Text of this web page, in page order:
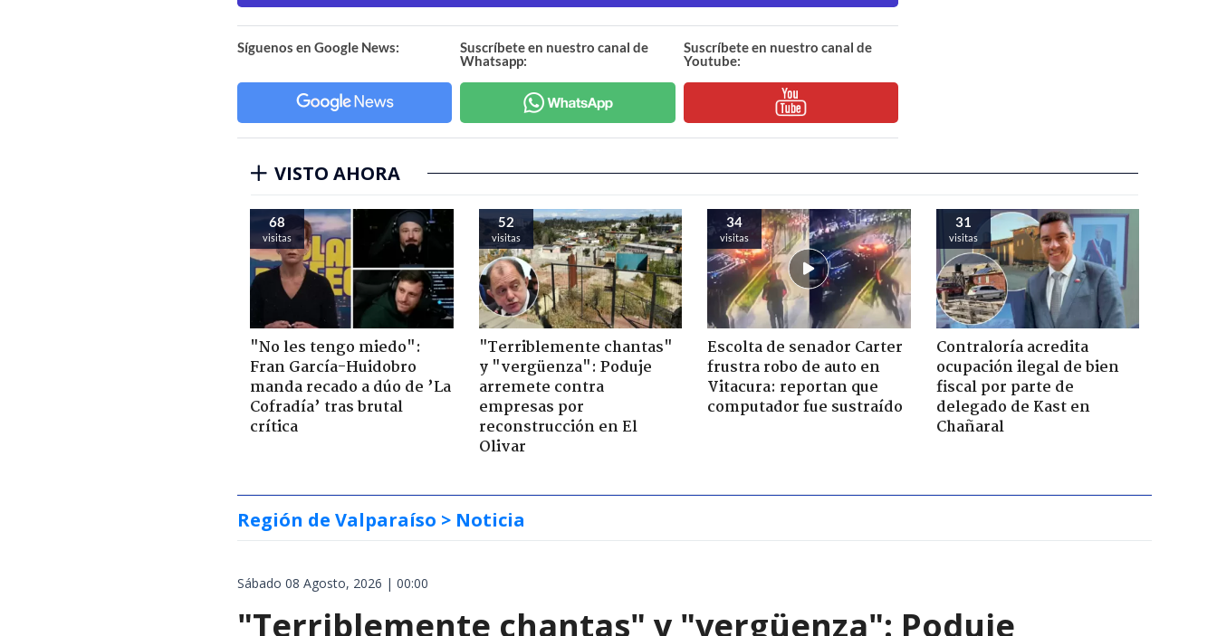
Síguenos en Google News:
Suscríbete en nuestro canal de
Whatsapp:
Suscríbete en nuestro canal de
Youtube:
VISTO AHORA
68
visitas
"No les tengo miedo":
Fran García-Huidobro
manda recado a dúo de ’La
Cofradía’ tras brutal
crítica
52
visitas
"Terriblemente chantas"
y "vergüenza": Poduje
arremete contra
empresas por
reconstrucción en El
Olivar
34
visitas
Escolta de senador Carter
frustra robo de auto en
Vitacura: reportan que
computador fue sustraído
31
visitas
Contraloría acredita
ocupación ilegal de bien
fiscal por parte de
delegado de Kast en
Chañaral
Región de Valparaíso > Noticia
Sábado 08 Agosto, 2026 | 00:00
"Terriblemente chantas" y "vergüenza": Poduje